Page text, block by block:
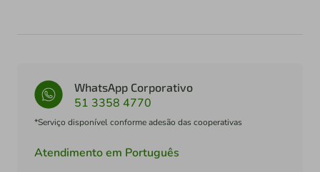
WhatsApp Corporativo
51 3358 4770
*Serviço disponível conforme adesão das cooperativas
Atendimento em Português